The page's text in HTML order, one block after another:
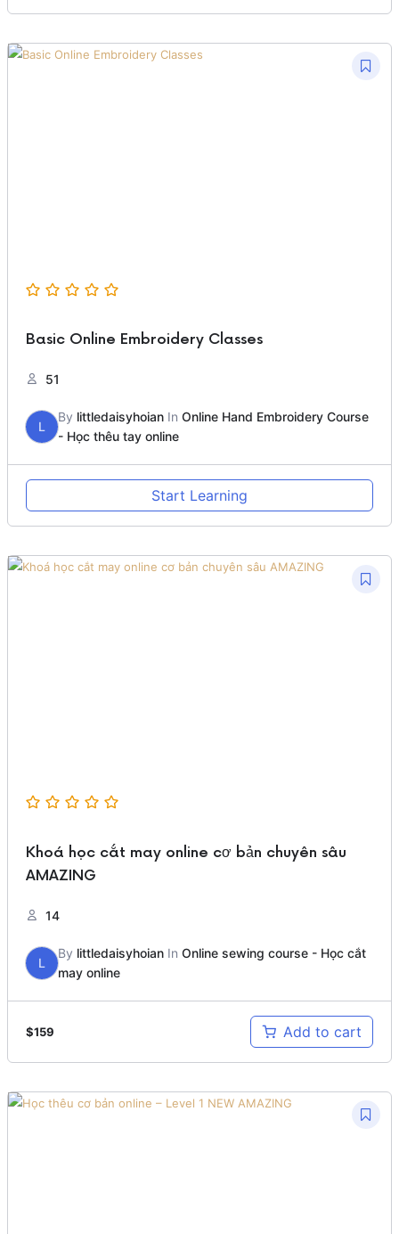
Basic Online Embroidery Classes
51
L
By littledaisyhoian InOnline Hand Embroidery Course
- Học thêu tay online
Start Learning
Khoá học cắt may online cơ bản chuyên sâu
AMAZING
14
L
By littledaisyhoian InOnline sewing course - Học cắt
may online
$159 Add to cart